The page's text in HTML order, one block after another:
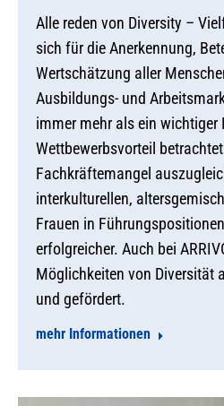
Alle reden von Diversity –
sich für die Anerkennung,
Wertschätzung aller
Ausbildungs- und
immer mehr als ein wichtiger
Wettbewerbsvorteil
Fachkräftemangel
interkulturellen,
Frauen in
erfolgreicher. Auch bei
Möglichkeiten von Diversität
und gefördert.
mehr Informationen